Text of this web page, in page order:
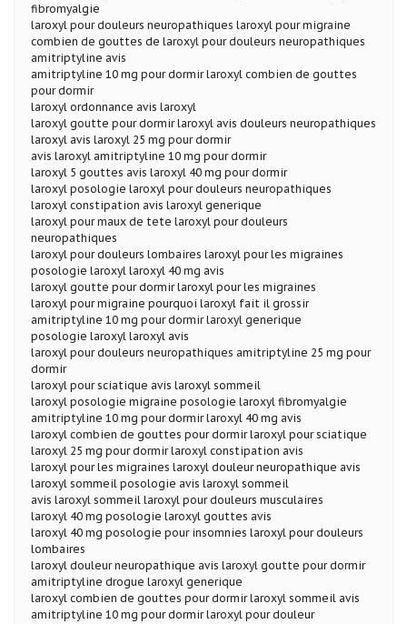
fibromyalgie
laroxyl pour douleurs neuropathiques laroxyl pour migraine
combien de gouttes de laroxyl pour douleurs neuropathiques
amitriptyline avis
amitriptyline 10 mg pour dormir laroxyl combien de gouttes
pour dormir
laroxyl ordonnance avis laroxyl
laroxyl goutte pour dormir laroxyl avis douleurs neuropathiques
laroxyl avis laroxyl 25 mg pour dormir
avis laroxyl amitriptyline 10 mg pour dormir
laroxyl 5 gouttes avis laroxyl 40 mg pour dormir
laroxyl posologie laroxyl pour douleurs neuropathiques
laroxyl constipation avis laroxyl generique
laroxyl pour maux de tete laroxyl pour douleurs
neuropathiques
laroxyl pour douleurs lombaires laroxyl pour les migraines
posologie laroxyl laroxyl 40 mg avis
laroxyl goutte pour dormir laroxyl pour les migraines
laroxyl pour migraine pourquoi laroxyl fait il grossir
amitriptyline 10 mg pour dormir laroxyl generique
posologie laroxyl laroxyl avis
laroxyl pour douleurs neuropathiques amitriptyline 25 mg pour
dormir
laroxyl pour sciatique avis laroxyl sommeil
laroxyl posologie migraine posologie laroxyl fibromyalgie
amitriptyline 10 mg pour dormir laroxyl 40 mg avis
laroxyl combien de gouttes pour dormir laroxyl pour sciatique
laroxyl 25 mg pour dormir laroxyl constipation avis
laroxyl pour les migraines laroxyl douleur neuropathique avis
laroxyl sommeil posologie avis laroxyl sommeil
avis laroxyl sommeil laroxyl pour douleurs musculaires
laroxyl 40 mg posologie laroxyl gouttes avis
laroxyl 40 mg posologie pour insomnies laroxyl pour douleurs
lombaires
laroxyl douleur neuropathique avis laroxyl goutte pour dormir
amitriptyline drogue laroxyl generique
laroxyl combien de gouttes pour dormir laroxyl sommeil avis
amitriptyline 10 mg pour dormir laroxyl pour douleur